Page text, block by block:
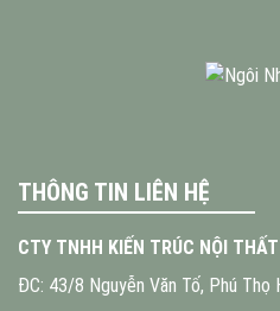
THÔNG TIN LIÊN HỆ
CTY TNHH KIẾN TRÚC NỘI
ĐC: 43/8 Nguyễn Văn Tố, Phú Thọ